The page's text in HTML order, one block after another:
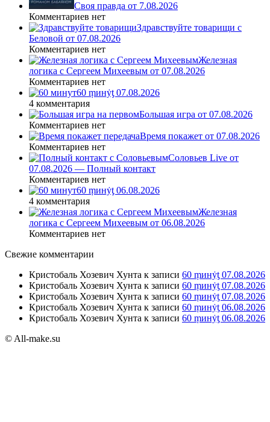
Своя правда от 7.08.2026
Комментариев нет
Здравствуйте товарищи с
Беловой от 07.08.2026
Комментариев нет
Железная
логика с Сергеем Михеевым от 07.08.2026
Комментариев нет
60 ṃинẏƫ 07.08.2026
4 комментария
Большая игра от 07.08.2026
Комментариев нет
Время покажет от 07.08.2026
Комментариев нет
Соловьев Live от
07.08.2026 — Полный контакт
Комментариев нет
60 ṃинẏƫ 06.08.2026
4 комментария
Железная
логика с Сергеем Михеевым от 06.08.2026
Комментариев нет
Свежие комментарии
Кристобаль Хозевич Хунта к записи 60 ṃинẏƫ 07.08.2026
Кристобаль Хозевич Хунта к записи 60 ṃинẏƫ 07.08.2026
Кристобаль Хозевич Хунта к записи 60 ṃинẏƫ 07.08.2026
Кристобаль Хозевич Хунта к записи 60 ṃинẏƫ 06.08.2026
Кристобаль Хозевич Хунта к записи 60 ṃинẏƫ 06.08.2026
© All-make.su